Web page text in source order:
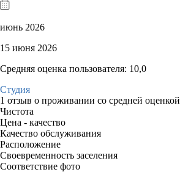
июнь 2026
15 июня 2026
Средняя оценка пользователя: 10,0
Студия
1 отзыв о проживании со средней оценкой
Чистота
Цена - качество
Качество обслуживания
Расположение
Своевременность заселения
Соответствие фото